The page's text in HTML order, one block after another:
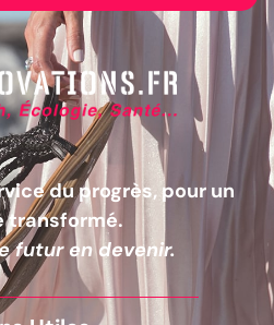
du progrès, pour un
transformé.
futur en devenir.